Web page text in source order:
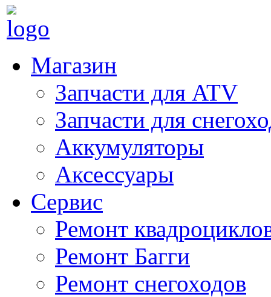
Магазин
Запчасти для ATV
Запчасти для
Аккумуляторы
Аксессуары
Сервис
Ремонт
Ремонт Багги
Ремонт снегоходов